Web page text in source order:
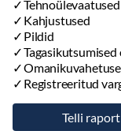
Tehnoülevaatused
Kahjustused
Pildid
Registreeritud